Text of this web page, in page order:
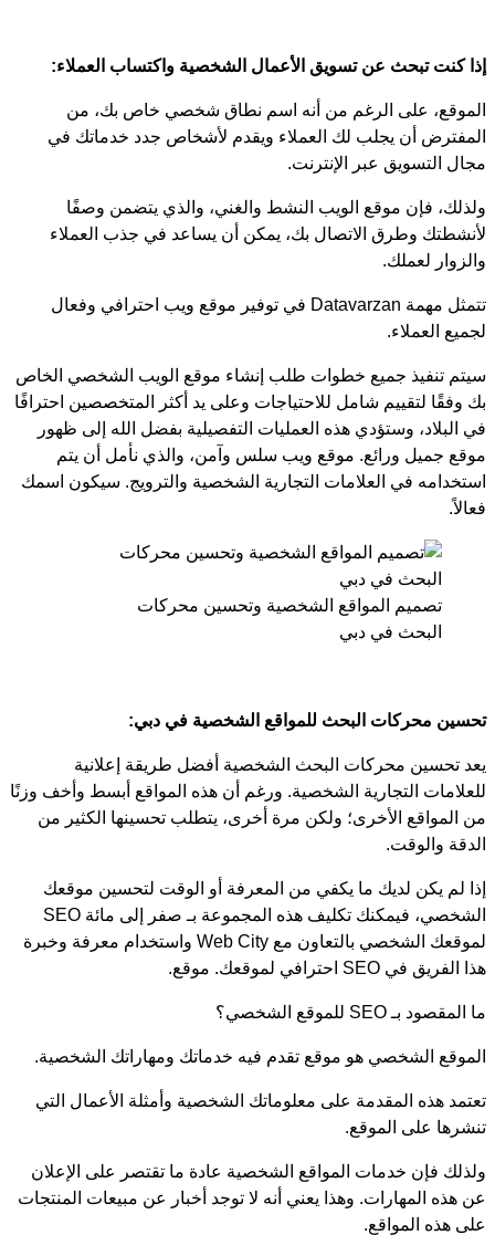
إذا كنت تبحث عن تسويق الأعمال الشخصية واكتساب العملاء:
الموقع، على الرغم من أنه اسم نطاق شخصي خاص بك، من
المفترض أن يجلب لك العملاء ويقدم لأشخاص جدد خدماتك في
مجال التسويق عبر الإنترنت.
ولذلك، فإن موقع الويب النشط والغني، والذي يتضمن وصفًا
لأنشطتك وطرق الاتصال بك، يمكن أن يساعد في جذب العملاء
والزوار لعملك.
تتمثل مهمة Datavarzan في توفير موقع ويب احترافي وفعال
لجميع العملاء.
سيتم تنفيذ جميع خطوات طلب إنشاء موقع الويب الشخصي الخاص
بك وفقًا لتقييم شامل للاحتياجات وعلى يد أكثر المتخصصين احترافًا
في البلاد، وستؤدي هذه العمليات التفصيلية بفضل الله إلى ظهور
موقع جميل ورائع. موقع ويب سلس وآمن، والذي نأمل أن يتم
استخدامه في العلامات التجارية الشخصية والترويج. سيكون اسمك
فعالاً.
تصميم المواقع الشخصية وتحسين محركات
البحث في دبي
تحسين محركات البحث للمواقع الشخصية في دبي:
يعد تحسين محركات البحث الشخصية أفضل طريقة إعلانية
للعلامات التجارية الشخصية. ورغم أن هذه المواقع أبسط وأخف وزنًا
من المواقع الأخرى؛ ولكن مرة أخرى، يتطلب تحسينها الكثير من
الدقة والوقت.
إذا لم يكن لديك ما يكفي من المعرفة أو الوقت لتحسين موقعك
الشخصي، فيمكنك تكليف هذه المجموعة بـ صفر إلى مائة SEO
لموقعك الشخصي بالتعاون مع Web City واستخدام معرفة وخبرة
هذا الفريق في SEO احترافي لموقعك. موقع.
ما المقصود بـ SEO للموقع الشخصي؟
الموقع الشخصي هو موقع تقدم فيه خدماتك ومهاراتك الشخصية.
تعتمد هذه المقدمة على معلوماتك الشخصية وأمثلة الأعمال التي
تنشرها على الموقع.
ولذلك فإن خدمات المواقع الشخصية عادة ما تقتصر على الإعلان
عن هذه المهارات. وهذا يعني أنه لا توجد أخبار عن مبيعات المنتجات
على هذه المواقع.